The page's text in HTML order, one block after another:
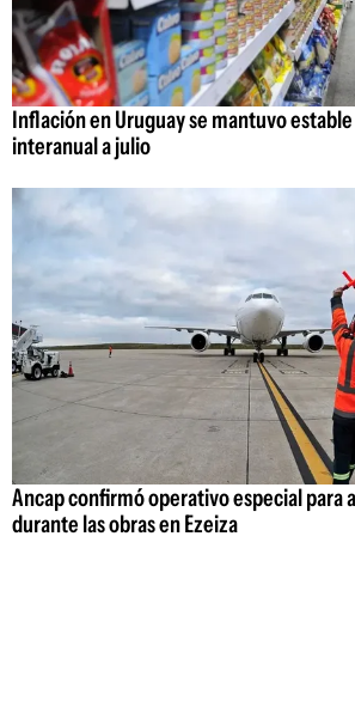
Inflación en Uruguay se mantuvo
interanual a julio
Ancap confirmó operativo especial para
durante las obras en Ezeiza